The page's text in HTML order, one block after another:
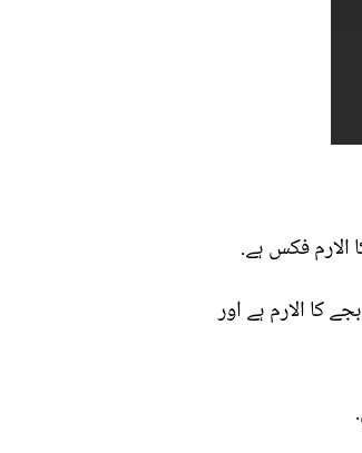
کچھ دیر وقفے کے بعد 12 بجے کا الارم لگایا گیا ہے جس میں ان کے بچے اسکول سے واپس آتے ہیں. بیٹی حورین کے لیے 2 بجے کا الارم ہے اور